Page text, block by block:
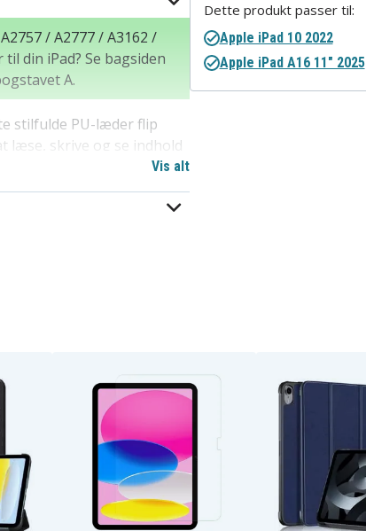
/ A2777 / A3162 /
din iPad? Se bagsiden
A.
stilfulde PU-læder flip
læse, skrive og se indhold
en indvendig TPU-skal, der
praktisk rum til penne, så
rum til
10,9" 2022 flip
batteri
Vis alt
Dette produkt passer til:
Apple iPad 10 2022
Apple iPad A16 11" 2025